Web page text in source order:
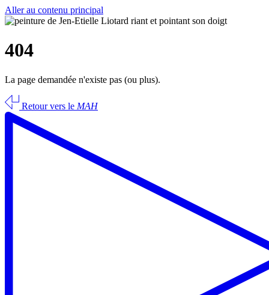
Aller au contenu principal
404
La page demandée n'existe pas (ou plus).
Retour vers le MAH